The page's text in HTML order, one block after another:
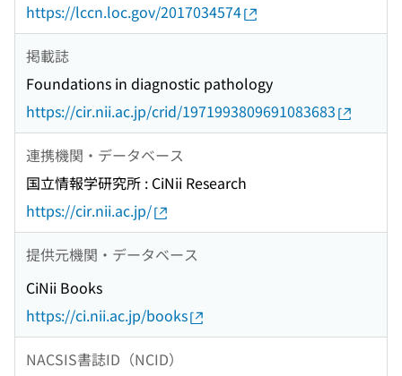
https://lccn.loc.gov/2017034574
掲載誌
Foundations in diagnostic pathology
https://cir.nii.ac.jp/crid/1971993809691083683
連携機関・データベース
国立情報学研究所 : CiNii Research
https://cir.nii.ac.jp/
提供元機関・データベース
CiNii Books
https://ci.nii.ac.jp/books
NACSIS書誌ID（NCID）